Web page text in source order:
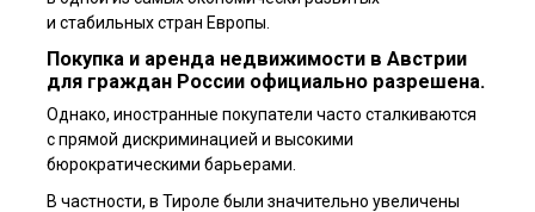
и стабильных стран Европы.
Покупка и аренда недвижимости в Австрии
для граждан России официально разрешена.
Однако, иностранные покупатели часто сталкиваются
с прямой дискриминацией и высокими
бюрократическими барьерами.
В частности, в Тироле были значительно увеличены